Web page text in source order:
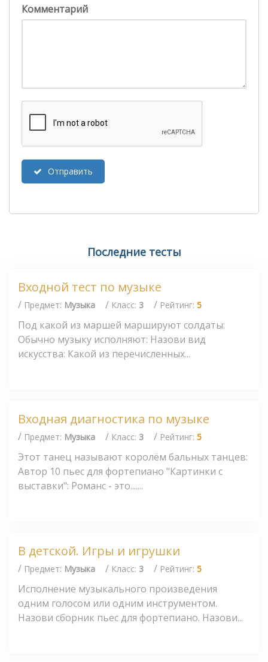
Комментарий
Отправить
Последние тесты
Входной тест по музыке
/ Предмет: Музыка / Класс: 3 / Рейтинг: 5
Под какой из маршей маршируют солдаты:
Обычно музыку исполняют: Назови вид
искусства: Какой из перечисленных...
Входная диагностика по музыке
/ Предмет: Музыка / Класс: 3 / Рейтинг: 5
Этот танец называют королём бальных танцев:
Автор 10 пьес для фортепиано "Картинки с
выставки": Романс - это.......
В детской. Игры и игрушки
/ Предмет: Музыка / Класс: 3 / Рейтинг: 5
Исполнение музыкального произведения
одним голосом или одним инструментом.
Назови сборник пьес для фортепиано. Назови...